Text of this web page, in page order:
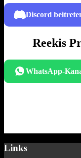
Discord
Reekis
WhatsApp-
Links